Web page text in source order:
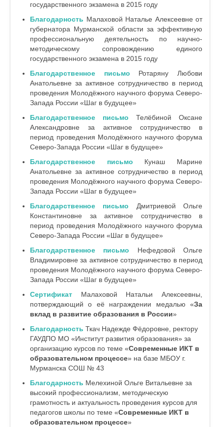
государственного экзамена в 2015 году
Благодарность Малаховой Наталье Алексеевне от
губернатора Мурманской области за эффективную
профессиональную деятельность по научно-
методическому сопровождению единого
государственного экзамена в 2015 году
Благодарственное письмо
Ротаряну Любови
Анатольевне за активное сотрудничество в период
проведения Молодёжного научного форума Северо-
Запада России «Шаг в будущее»
Благодарственное письмо
Телёбиной Оксане
Александровне
за активное сотрудничество в
период проведения Молодёжного научного форума
Северо-Запада России «Шаг в будущее»
Благодарственное письмо
Кунаш Марине
Анатольевне за активное сотрудничество в период
проведения Молодёжного научного форума Северо-
Запада России «Шаг в будущее»
Благодарственное письмо
Дмитриевой Ольге
Константиновне
за активное сотрудничество в
период проведения Молодёжного научного форума
Северо-Запада России «Шаг в будущее»
Благодарственное письмо
Нефедовой Ольге
Владимировне за активное сотрудничество в период
проведения Молодёжного научного форума Северо-
Запада России «Шаг в будущее»
Сертификат
Малаховой Натальи Алексеевны,
потверждающий о её награждении медалью «За
вклад в развитие образования в России»
Благодарность Ткач Надежде Фёдоровне, ректору
ГАУДПО МО «Институт развития образования» за
организацию курсов по теме «Современные ИКТ в
образовательном процессе» на базе МБОУ г.
Мурманска СОШ № 43
Благодарность Мелехиной Ольге Витальевне за
высокий профессионализм, методическую
грамотность и актуальность проведения курсов для
педагогов школы по теме «Современные ИКТ в
образовательном процессе»